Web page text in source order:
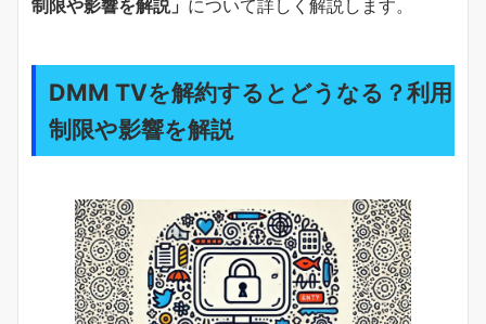
制限や影響を解説」 について詳しく解説します。
DMM TVを解約するとどうなる？利用
制限や影響を解説